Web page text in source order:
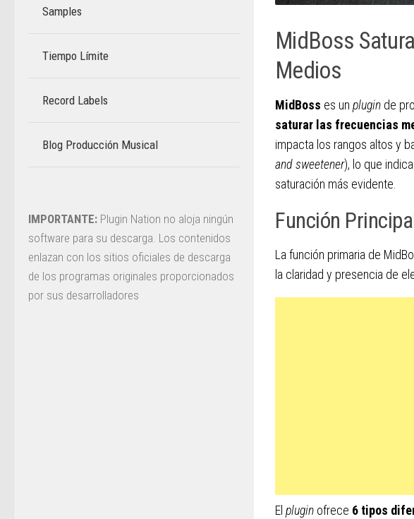
MidBoss
Medios
MidBoss es un plugin de
saturar las frecuencias
impacta los rangos altos y
and sweetener), lo que
saturación más evidente.
Función
La función primaria de
la claridad y presencia de
El plugin ofrece 6 tipos
Samples
Tiempo Límite
–
Record Labels
Blog Producción Musical
–
IMPORTANTE: Plugin Nation no aloja ningún
software para su descarga. Los contenidos
enlazan con los sitios oficiales de descarga
de los programas originales proporcionados
por sus desarrolladores